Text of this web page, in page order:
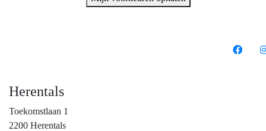
Herentals
Toekomstlaan 1
2200 Herentals